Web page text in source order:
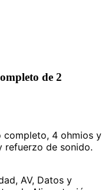
de 2
completo, 4 ohmios y
refuerzo de sonido.
AV, Datos y